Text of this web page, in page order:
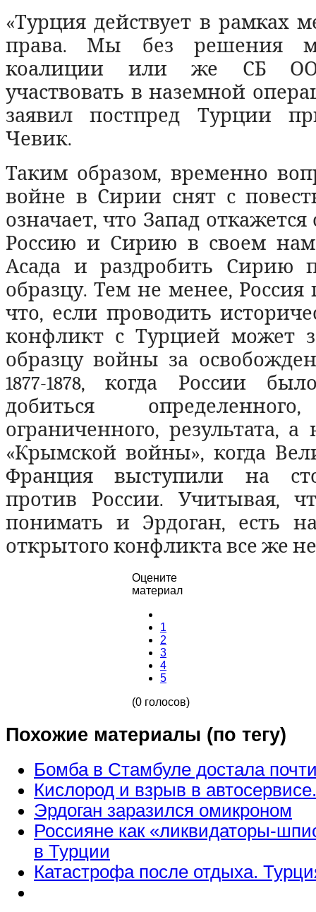
«Турция действует в рамках
права. Мы без решения
коалиции или же СБ
участвовать в наземной
заявил постпред Турции
Чевик.
Таким образом, временно
войне в Сирии снят с
означает, что Запад
Россию и Сирию в своем
Асада и раздробить Сирию
образцу. Тем не менее, Россия
что, если проводить
конфликт с Турцией может
образцу войны за
1877-1878, когда России
добиться
ограниченного, результата,
«Крымской войны», когда
Франция выступили на
против России. Учитывая,
понимать и Эрдоган, есть
открытого конфликта все же
Оцените
материал
1
2
3
4
5
(0 голосов)
Похожие материалы (по тегу)
Бомба в Стамбуле достала
Кислород и взрыв в
Эрдоган заразился омикроном
Россияне как «ликвидаторы-
в Турции
Катастрофа после отдыха.